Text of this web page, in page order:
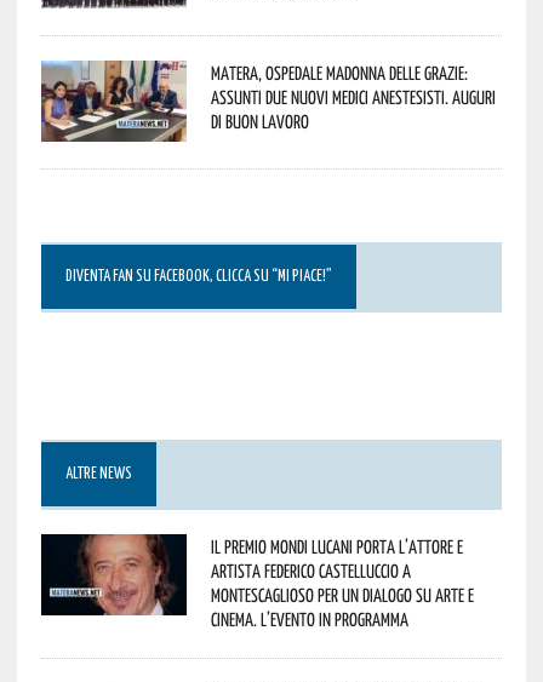
Matera, Ospedale Madonna delle Grazie:
assunti due nuovi medici anestesisti. Auguri
di buon lavoro
DIVENTA FAN SU FACEBOOK, CLICCA SU “MI PIACE!”
ALTRE NEWS
Il Premio Mondi Lucani porta l’attore e
artista Federico Castelluccio a
Montescaglioso per un dialogo su arte e
cinema. L’evento in programma